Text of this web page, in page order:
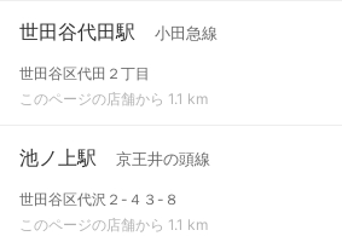
世田谷代田駅 小田急線
世田谷区代田２丁目
このページの店舗から 1.1 km
池ノ上駅 京王井の頭線
世田谷区代沢２-４３-８
このページの店舗から 1.1 km